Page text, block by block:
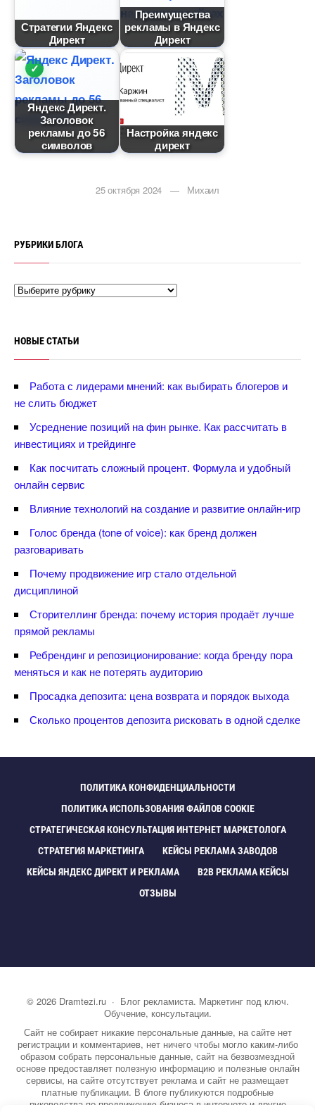
Стратегии Яндекс
Директ
Преимущества
рекламы в Яндекс
Директ
Яндекс Директ.
Заголовок
рекламы до 56
символо
Настройка яндекс
директ
25 октября 2024 — Михаил
РУБРИКИ БЛОГА
НОВЫЕ СТАТЬИ
Работа с лидерами мнений: как выбирать блогеров и
не слить бюджет
Усреднение позиций на фин рынке. Как рассчитать
инвестициях и трейдинге
Как посчитать сложный процент. Формула и удобный
онлайн сервис
лияние технологий на создание и развитие онлайн-игр
Голос бренда (tone of voice): как бренд должен
разговаривать
Почему продвижение игр стало отдельной
дисциплиной
Сторителлинг бренда: почему история продаёт лучше
прямой рекламы
Ребрендинг и репозиционирование: когда бренду пора
меняться и как не потерять аудиторию
Просадка депозита: цена возврата и порядок выхода
Сколько процентов депозита рисковать в одной сделке
ПОЛИТИКА КОНФИДЕНЦИАЛЬНОСТИ
ПОЛИТИКА ИСПОЛЬЗОВАНИЯ ФАЙЛОВ COOKIE
СТРАТЕГИЧЕСКАЯ КОНСУЛЬТАЦИЯ ИНТЕРНЕТ МАРКЕТОЛОГА
СТРАТЕГИЯ МАРКЕТИНГА
КЕЙСЫ РЕКЛАМА ЗАВОДО
КЕЙСЫ ЯНДЕКС ДИРЕКТ И РЕКЛАМА
B2B РЕКЛАМА КЕЙСЫ
ОТЗЫВЫ
© 2026 Dramtezi.ru· Блог рекламиста. Маркетинг под ключ.
Обучение, консультации.
Сайт не собирает никакие персональные данные, на сайте нет
регистрации и комментариев, нет ничего чтобы могло каким-либо
образом собрать персональные данные, сайт на безвозмездной
основе предоставляет полезную информацию и полезные онлайн
сервисы, на сайте отсутствует реклама и сайт не размещает
платные публикации. В блоге публикуются подробные
руководства по продвижению бизнеса в интернете и другие